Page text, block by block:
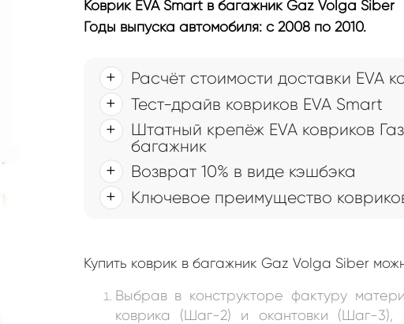
Коврик EVA Smart в багажник Gaz Volga Siber
Годы выпуска автомобиля: с 2008 по 2010.
Расчёт стоимости доставки EVA
Тест-драйв ковриков EVA Smart
Штатный крепёж EVA ковриков
багажник
Возврат 10% в виде кэшбэка
Ключевое преимущество
Купить коврик в багажник Gaz Volga Siber
Выбрав в конструкторе фактуру
коврика (Шаг-2) и окантовки (Шаг-3),